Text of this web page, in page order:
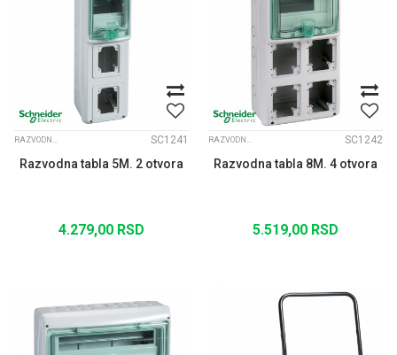
RAZVODNE TABLE KAEDRA SC1241
Razvodna tabla 5M. 2 otvora
4.279,00 RSD
RAZVODNE TABLE KAEDRA SC1242
Razvodna tabla 8M. 4 otvora
5.519,00 RSD